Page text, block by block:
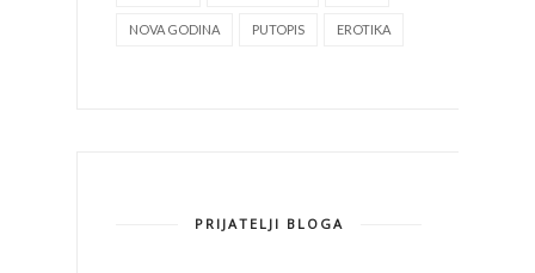
NOVA GODINA PUTOPIS EROTIKA
PRIJATELJI BLOGA